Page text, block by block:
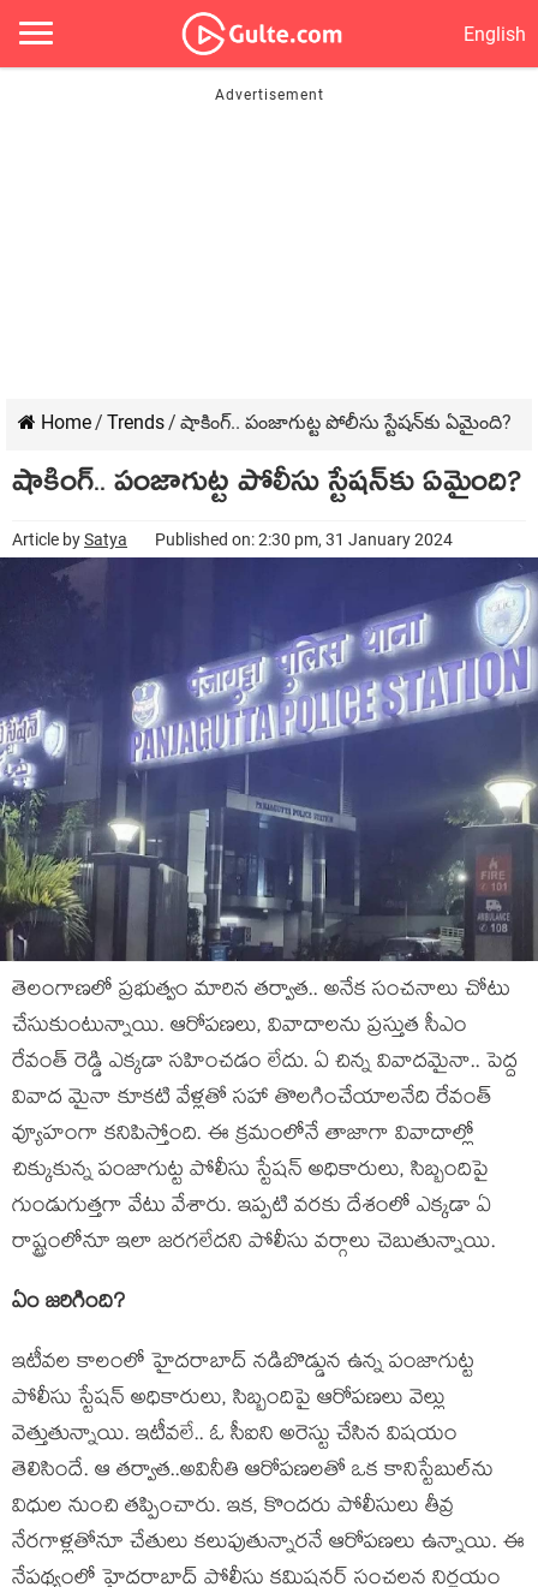
English
Home/ Trends/ షాకింగ్‌.. పంజాగుట్ట పోలీసు స్టేష‌న్‌కు ఏమైంది?
షాకింగ్‌.. పంజాగుట్ట పోలీసు స్టేష‌న్‌కు ఏమైంది?
Article bySatya Published on: 2:30 pm, 31 January 2024
తెలంగాణలో ప్ర‌భుత్వం మారిన త‌ర్వాత‌.. అనేక సంచ‌నాలు చోటు
చేసుకుంటున్నాయి. ఆరోప‌ణ‌లు, వివాదాల‌ను ప్ర‌స్తుత సీఎం
రేవంత్ రెడ్డి ఎక్క‌డా స‌హించ‌డం లేదు. ఏ చిన్న వివాదమైనా.. పెద్ద
వివాద మైనా కూక‌టి వేళ్ల‌తో స‌హా తొల‌గించేయాలనేది రేవంత్
వ్యూహంగా క‌నిపిస్తోంది. ఈ క్ర‌మంలోనే తాజాగా వివాదాల్లో
చిక్కుకున్న పంజాగుట్ట పోలీసు స్టేష‌న్ అధికారులు, సిబ్బందిపై
గుండుగుత్త‌గా వేటు వేశారు. ఇప్ప‌టి వ‌ర‌కు దేశంలో ఎక్క‌డా ఏ
రాష్ట్రంలోనూ ఇలా జ‌ర‌గ‌లేదని పోలీసు వ‌ర్గాలు చెబుతున్నాయి.
ఏం జ‌రిగింది?
ఇటీవ‌ల కాలంలో హైద‌రాబాద్ న‌డిబొడ్డున ఉన్న పంజాగుట్ట
పోలీసు స్టేష‌న్ అధికారులు, సిబ్బందిపై ఆరోప‌ణ‌లు వెల్లు
వెత్తుతున్నాయి. ఇటీవ‌లే.. ఓ సీఐని అరెస్టు చేసిన విష‌యం
తెలిసిందే. ఆ త‌ర్వాత‌..అవినీతి ఆరోప‌ణ‌ల‌తో ఒక కానిస్టేబుల్‌ను
విధుల నుంచి త‌ప్పించారు. ఇక‌, కొంద‌రు పోలీసులు తీవ్ర
నేర‌గాళ్ల‌తోనూ చేతులు క‌లుపుతున్నార‌నే ఆరోప‌ణ‌లు ఉన్నాయి. ఈ